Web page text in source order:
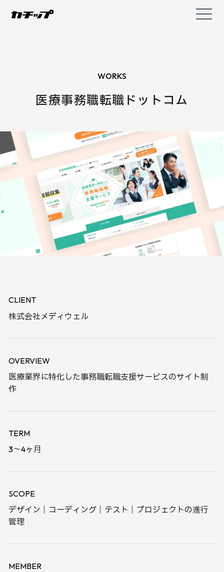
WORKS
医療事務職転職ドットコム
CLIENT
株式会社メディウェル
OVERVIEW
医療業界に特化した事務職転職支援サービスのサイト制
作
TERM
3〜4ヶ月
SCOPE
デザイン｜コーディング｜テスト｜プロジェクトの進行
管理
MEMBER